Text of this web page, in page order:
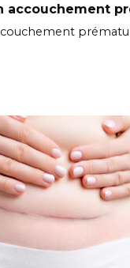
accouchement